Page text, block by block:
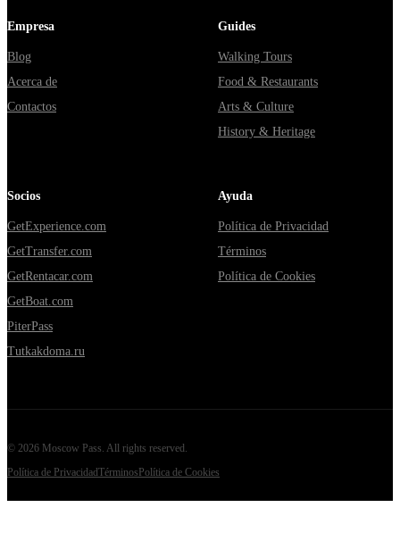
Empresa
Blog
Acerca de
Contactos
Guides
Walking Tours
Food & Restaurants
Arts & Culture
History & Heritage
Socios
GetExperience.com
GetTransfer.com
GetRentacar.com
GetBoat.com
PiterPass
Tutkakdoma.ru
Ayuda
Política de Privacidad
Términos
Política de Cookies
© 2026 Moscow Pass. All rights reserved.
Política de PrivacidadTérminos Política de Cookies